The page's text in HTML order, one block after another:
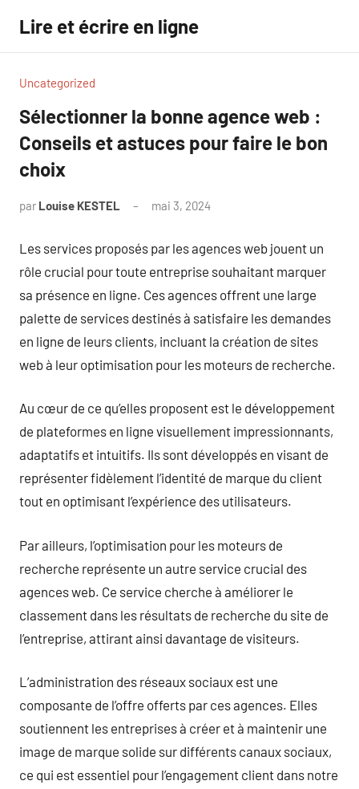
contenu
Lire et écrire en ligne
Uncategorized
Sélectionner la bonne agence web :
Conseils et astuces pour faire le bon
choix
par Louise KESTEL mai 3, 2024
Les services proposés par les agences web jouent un
rôle crucial pour toute entreprise souhaitant marquer
sa présence en ligne. Ces agences offrent une large
palette de services destinés à satisfaire les demandes
en ligne de leurs clients, incluant la création de sites
web à leur optimisation pour les moteurs de recherche.
Au cœur de ce qu’elles proposent est le développement
de plateformes en ligne visuellement impressionnants,
adaptatifs et intuitifs. Ils sont développés en visant de
représenter fidèlement l’identité de marque du client
tout en optimisant l’expérience des utilisateurs.
Par ailleurs, l’optimisation pour les moteurs de
recherche représente un autre service crucial des
agences web. Ce service cherche à améliorer le
classement dans les résultats de recherche du site de
l’entreprise, attirant ainsi davantage de visiteurs.
L’administration des réseaux sociaux est une
composante de l’offre offerts par ces agences. Elles
soutiennent les entreprises à créer et à maintenir une
image de marque solide sur différents canaux sociaux,
ce qui est essentiel pour l’engagement client dans notre